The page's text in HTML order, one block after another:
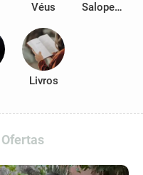
Véus Salopetes
Livros
Ofertas